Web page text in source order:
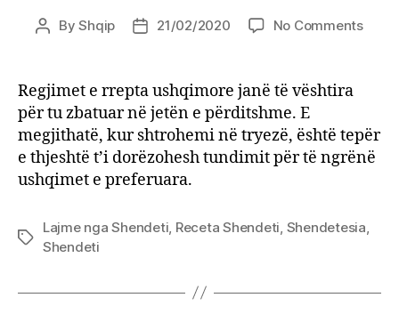
PostByShqip
Post21/02/2020 No Commentson
janë
hani
ditë
Regjimet e rrepta ushqimore janë të vështira
për tu zbatuar në jetën e përditshme. E
megjithatë, kur shtrohemi në tryezë, është tepër
e thjeshtë t’i dorëzohesh tundimit për të ngrënë
ushqimet e preferuara.
Tags
Lajme nga Shendeti Receta Shendeti Shendetesia
Shendeti